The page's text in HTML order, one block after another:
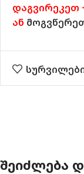
დაგვირეკეთ
ან
ᲨᲔᲘᲫᲚᲔᲑᲐ